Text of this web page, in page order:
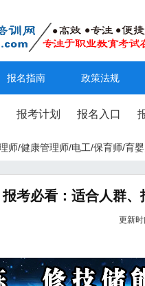
报名指南 政策法规
报考计划 报名入口
师/健康管理师/电工/保育师/育
报考必看：适合人群
更新